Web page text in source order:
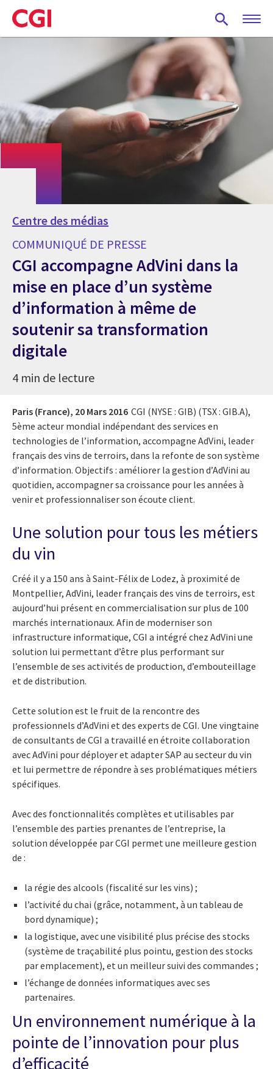
Skip
to
main
Centre des médias
COMMUNIQUÉ DE PRESSE
CGI accompagne AdVini dans la
mise en place d’un système
d’information à même de
soutenir sa transformation
digitale
4 min de lecture
Paris (France), 20 Mars 2016 CGI (NYSE : GIB) (TSX : GIB.A),
5ème acteur mondial indépendant des services en
technologies de l’information, accompagne AdVini, leader
français des vins de terroirs, dans la refonte de son système
d’information. Objectifs : améliorer la gestion d’AdVini au
quotidien, accompagner sa croissance pour les années à
venir et professionnaliser son écoute client.
Une solution pour tous les métiers
du vin
Créé il y a 150 ans à Saint-Félix de Lodez, à proximité de
Montpellier, AdVini, leader français des vins de terroirs, est
aujourd’hui présent en commercialisation sur plus de 100
marchés internationaux. Afin de moderniser son
infrastructure informatique, CGI a intégré chez AdVini une
solution lui permettant d’être plus performant sur
l’ensemble de ses activités de production, d’embouteillage
et de distribution.
Cette solution est le fruit de la rencontre des
professionnels d’AdVini et des experts de CGI. Une vingtaine
de consultants de CGI a travaillé en étroite collaboration
avec AdVini pour déployer et adapter SAP au secteur du vin
et lui permettre de répondre à ses problématiques métiers
spécifiques.
Avec des fonctionnalités complètes et utilisables par
l’ensemble des parties prenantes de l’entreprise, la
solution développée par CGI permet une meilleure gestion
de :
la régie des alcools (fiscalité sur les vins) ;
l’activité du chai (grâce, notamment, à un tableau de
bord dynamique) ;
la logistique, avec une visibilité plus précise des stocks
(système de traçabilité plus pointu, gestion des stocks
par emplacement), et un meilleur suivi des commandes ;
l’échange de données informatiques avec ses
partenaires.
Un environnement numérique à la
pointe de l’innovation pour plus
d’efficacité